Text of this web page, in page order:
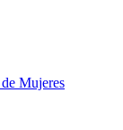
Mujeres